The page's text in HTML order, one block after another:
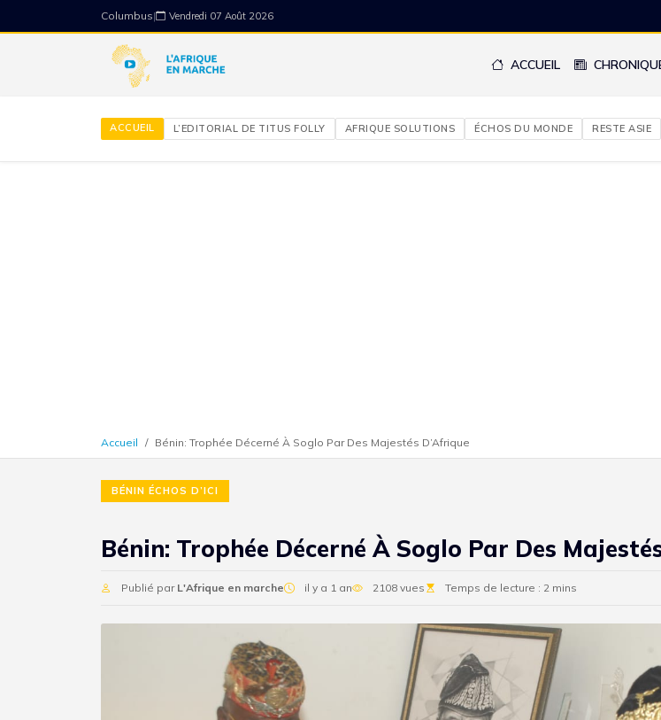
Columbus| Vendredi 07 Août 2026
ACCUEIL
ACCUEIL L’EDITORIAL DE TITUS FOLLY AFRIQUE SOLUTIONS ÉCHOS DU MONDE RESTE ASIE
Accueil Bénin: Trophée Décerné À Soglo Par Des Majestés D’Afrique
BÉNIN ÉCHOS D’ICI
Bénin: Trophée Décerné À Soglo Par Des
Publié par L'Afrique en marche il y a 1 an 2108 vues Temps de lecture : 2 mins